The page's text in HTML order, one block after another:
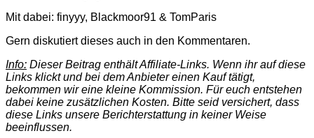
Mit dabei: finyyy, Blackmoor91 & TomParis
Gern diskutiert dieses auch in den Kommentaren.
Info: Dieser Beitrag enthält Affiliate-Links. Wenn ihr auf diese
Links klickt und bei dem Anbieter einen Kauf tätigt,
bekommen wir eine kleine Kommission. Für euch entstehen
dabei keine zusätzlichen Kosten. Bitte seid versichert, dass
diese Links unsere Berichterstattung in keiner Weise
beeinflussen.